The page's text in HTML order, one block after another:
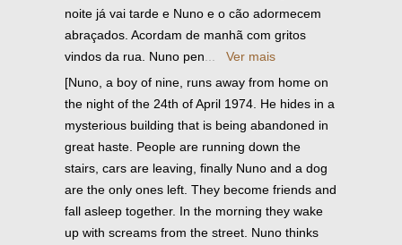
noite já vai tarde e Nuno e o cão adormecem
abraçados. Acordam de manhã com gritos
vindos da rua. Nuno pen
Ver mais
[Nuno, a boy of nine, runs away from home on
the night of the 24th of April 1974. He hides in a
mysterious building that is being abandoned in
great haste. People are running down the
stairs, cars are leaving, finally Nuno and a dog
are the only ones left. They become friends and
fall asleep together. In the morning they wake
up with screams from the street. Nuno thinks